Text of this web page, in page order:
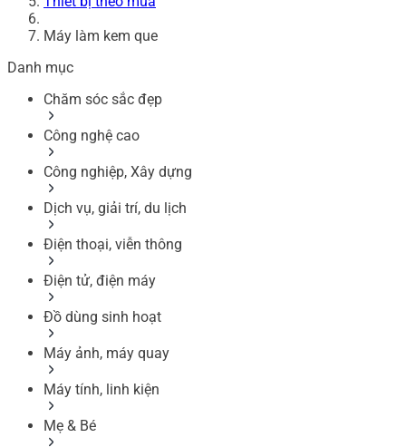
Máy làm kem que
Danh mục
Chăm sóc sắc đẹp
Công nghệ cao
Công nghiệp, Xây dựng
Dịch vụ, giải trí, du lịch
Điện thoại, viễn thông
Điện tử, điện máy
Đồ dùng sinh hoạt
Máy ảnh, máy quay
Máy tính, linh kiện
Mẹ & Bé